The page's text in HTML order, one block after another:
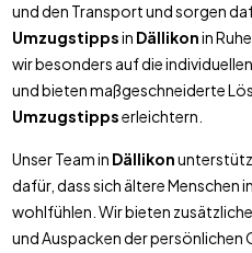
und den Transport und sorgen
Umzugstippsin Dällikonin
wir besonders auf die
und bieten maßgeschneiderte
Umzugstippserleichtern.
Unser Team in Dällikon
dafür, dass sich ältere Menschen
wohlfühlen. Wir bieten
und Auspacken der persönlichen